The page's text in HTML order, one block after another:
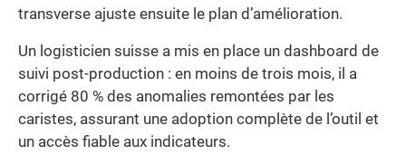
transverse ajuste ensuite le plan d’amélioration.
Un logisticien suisse a mis en place un dashboard de
suivi post-production : en moins de trois mois, il a
corrigé 80 % des anomalies remontées par les
caristes, assurant une adoption complète de l’outil et
un accès fiable aux indicateurs.